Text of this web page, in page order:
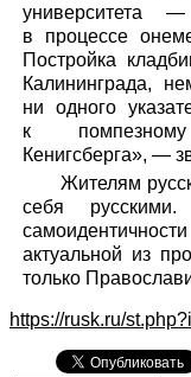
университета
в процессе
Постройка
Калининграда,
ни одного
к
Кенигсберга», —
Жителям
себя
актуальной из
только
https://rusk.ru/